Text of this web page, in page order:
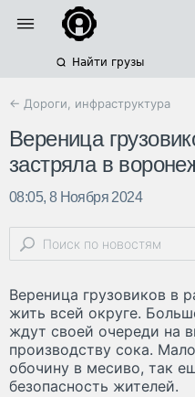
Найти грузы
← Дороги, инфраструктура
Вереница
застряла в
08:05, 8 Ноября 2024
Вереница грузовиков в
жить всей округе.
ждут своей очереди на
производству сока.
обочину в месиво, так
безопасность жителей.